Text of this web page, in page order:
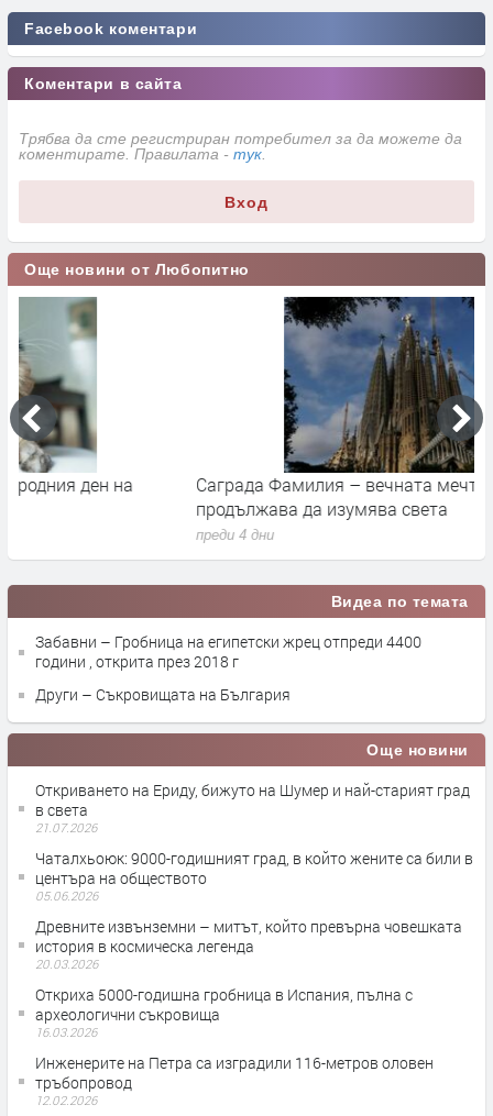
Facebook коментари
Коментари в сайта
Трябва да сте регистриран потребител за да можете да
коментирате. Правилата - тук
Вход
Още новини от Любопитно
Саграда Фамилия – вечната мечта на Гауди, която
продължава да изумява света
Видеа по темата
Забавни – Гробница на египетски жрец отпреди 4400
години , открита през 2018 г
Други – Съкровищата на България
Още новини
Откриването на Ериду, бижуто на Шумер и най-старият град
в света
21.07.2026
Чаталхьоюк: 9000-годишният град, в който жените са били в
центъра на обществото
05.06.2026
Древните извънземни – митът, който превърна човешката
история в космическа легенда
20.03.2026
Откриха 5000-годишна гробница в Испания, пълна с
археологични съкровища
16.03.2026
Инженерите на Петра са изградили 116-метров оловен
тръбопровод
12.02.2026